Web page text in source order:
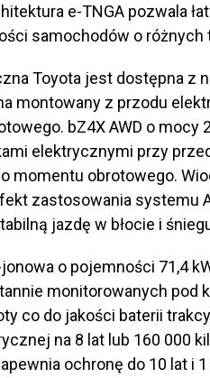
e-TNGA pozwala
samochodów o różnych
Toyota jest dostępna z
montowany z przodu
bZ4X AWD o mocy
elektrycznymi przy
momentu obrotowego.
zastosowania systemu
jazdę w błocie i
o pojemności 71,4
monitorowanych pod
co do jakości baterii
na 8 lat lub 160 000
ochronę do 10 lat i